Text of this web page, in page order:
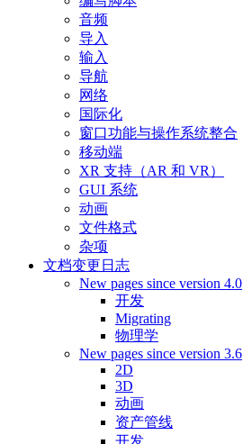
音频
导入
输入
导航
网络
国际化
窗口功能与操作系统整合
移动端
XR 支持（AR 和 VR）
GUI 系统
动画
文件格式
杂项
文档变更日志
New pages since version 4.0
开发
Migrating
物理学
New pages since version 3.6
2D
3D
动画
资产管线
开发